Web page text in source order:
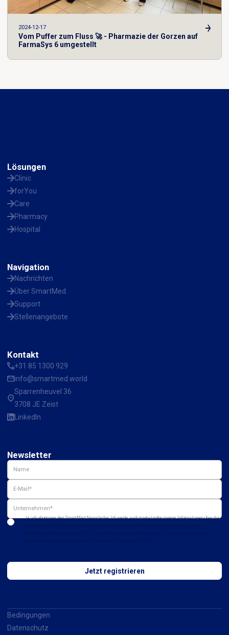
2024-12-17
Vom Puffer zum Fluss 🚀 - Pharmazie der Gorzen auf
FarmaSys 6 umgestellt
Lösungen
Clinic
forYou
Care
Pharmacy
Hospital
Navigation
Nachrichten
Über SmartMed
Support
Stellenangebote
Kontakt
+31 85 1300 929
info@smartmed.world
Sparrenheuvel 36
3708 JE Zeist
LinkedIn
Newsletter
Ja, ich abonniere den SmartMed Newsletter. Ich werde auch marketingbezogene Informationen über die
Bedingungen
Datenschutz